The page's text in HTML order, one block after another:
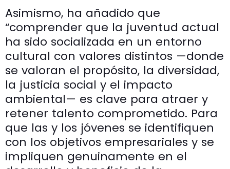
Asimismo, ha añadido que
“comprender que la juventud actual
ha sido socializada en un entorno
cultural con valores distintos —donde
se valoran el propósito, la diversidad,
la justicia social y el impacto
ambiental— es clave para atraer y
retener talento comprometido. Para
que las y los jóvenes se identifiquen
con los objetivos empresariales y se
impliquen genuinamente en el